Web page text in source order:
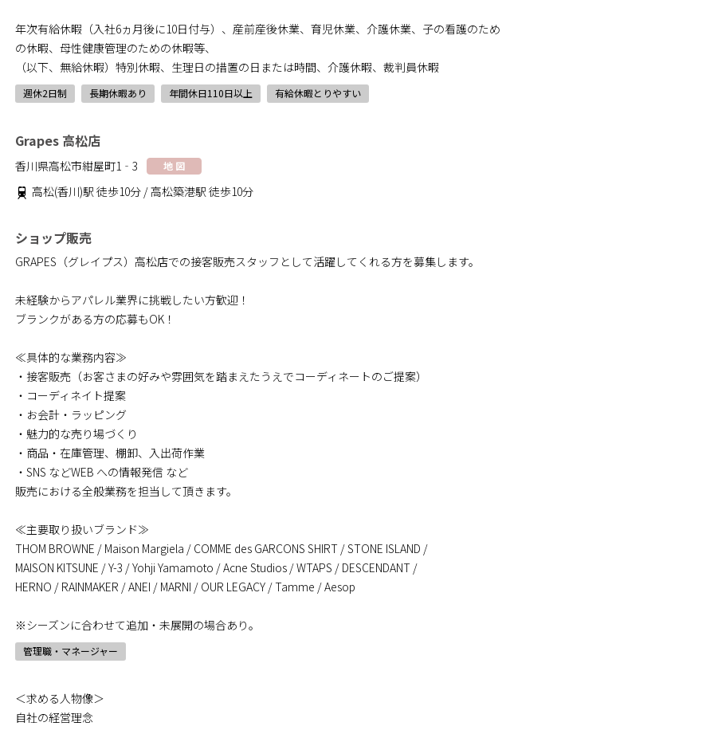
年次有給休暇（入社6ヵ月後に10日付与）、産前産後休業、育児休業、介護休業、子の看護のため
の休暇、母性健康管理のための休暇等、
（以下、無給休暇）特別休暇、生理日の措置の日または時間、介護休暇、裁判員休暇
週休2日制 長期休暇あり 年間休日110日以上 有給休暇とりやすい
Grapes 高松店
香川県高松市紺屋町1‐3 地 図
高松(香川)駅 徒歩10分 / 高松築港駅 徒歩10分
ショップ販売
GRAPES（グレイプス）高松店での接客販売スタッフとして活躍してくれる方を募集します。
未経験からアパレル業界に挑戦したい方歓迎！
ブランクがある方の応募もOK！
≪具体的な業務内容≫
・接客販売（お客さまの好みや雰囲気を踏まえたうえでコーディネートのご提案）
・コーディネイト提案
・お会計・ラッピング
・魅力的な売り場づくり
・商品・在庫管理、棚卸、入出荷作業
・SNS などWEB への情報発信 など
販売における全般業務を担当して頂きます。
≪主要取り扱いブランド≫
THOM BROWNE / Maison Margiela / COMME des GARCONS SHIRT / STONE ISLAND /
MAISON KITSUNE / Y-3 / Yohji Yamamoto / Acne Studios / WTAPS / DESCENDANT /
HERNO / RAINMAKER / ANEI / MARNI / OUR LEGACY / Tamme / Aesop
※シーズンに合わせて追加・未展開の場合あり。
管理職・マネージャー
＜求める人物像＞
自社の経営理念